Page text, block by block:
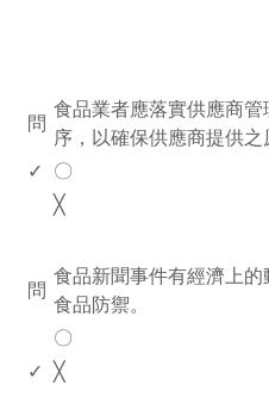
問
食品業者應落實供應商
序，以確保供應商提供
✓
〇
╳
問
食品新聞事件有經濟上
食品防禦。
〇
✓ ╳